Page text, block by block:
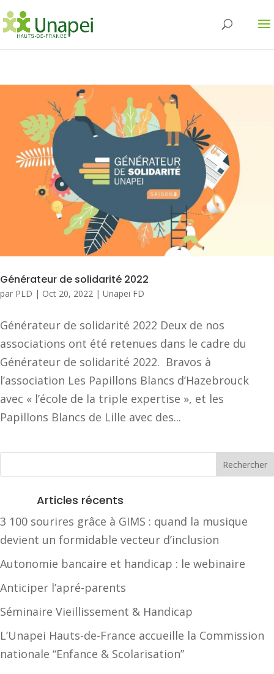
Générateur de solidarité 2022
par PLD | Oct 20, 2022 | Unapei FD
Générateur de solidarité 2022 Deux de nos
associations ont été retenues dans le cadre du
Générateur de solidarité 2022. Bravos à
l’association Les Papillons Blancs d’Hazebrouck
avec « l’école de la triple expertise », et les
Papillons Blancs de Lille avec des...
Articles récents
3 100 sourires grâce à GIMS : quand la musique
devient un formidable vecteur d’inclusion
Autonomie bancaire et handicap : le webinaire
Anticiper l’apré-parents
Séminaire Vieillissement & Handicap
L’Unapei Hauts-de-France accueille la Commission
nationale “Enfance & Scolarisation”